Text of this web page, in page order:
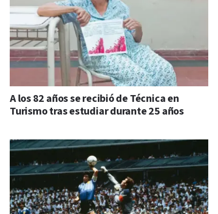
A los 82 años se recibió de Técnica en
Turismo tras estudiar durante 25 años